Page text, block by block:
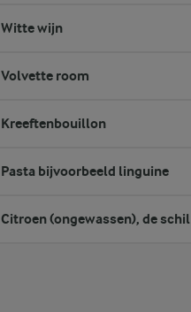
Witte wijn
Volvette room
Kreeftenbouillon
Pasta bijvoorbeeld linguine
Citroen (ongewassen), de schil